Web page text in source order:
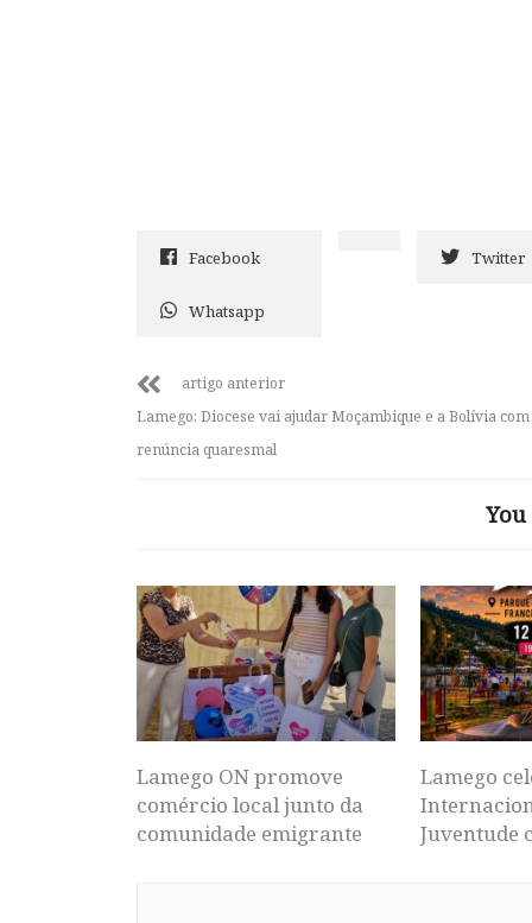
Facebook Twitter
Whatsapp
artigo anterior
Lamego: Diocese vai ajudar Moçambique e a Bolívia com
renúncia quaresmal
Lamego ON promove
comércio local junto da
comunidade emigrante
Lamego
Juventude